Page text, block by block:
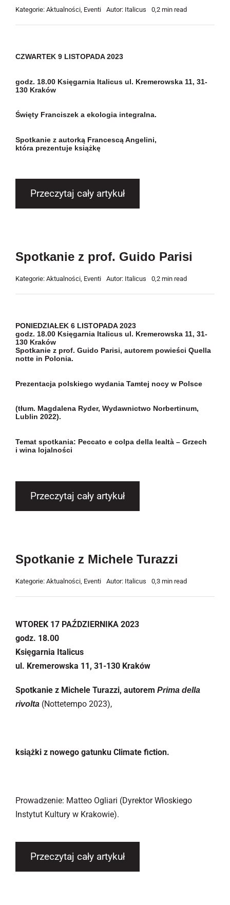
Kategorie: Aktualności, Eventi Autor: Italicus 0,2 min read
CZWARTEK 9 LISTOPADA 2023
godz. 18.00 Księgarnia Italicus ul. Kremerowska 11, 31-
130 Kraków
Święty Franciszek a ekologia integralna.
Spotkanie z autorką Francescą Angelini,
która prezentuje książkę
Przeczytaj cały artykuł
Spotkanie z prof. Guido Parisi
Kategorie: Aktualności, Eventi Autor: Italicus 0,2 min read
PONIEDZIAŁEK 6 LISTOPADA 2023
godz. 18.00 Księgarnia Italicusul. Kremerowska 11, 31-
130 Kraków
Spotkanie z prof. Guido Parisi, autorem powieści Quella
notte in Polonia.
Prezentacja polskiego wydania Tamtej nocy w Polsce
(tłum. Magdalena Ryder, Wydawnictwo Norbertinum,
Lublin 2022).
Temat spotkania: Peccato e colpa della lealtà – Grzech
i wina lojalności
Przeczytaj cały artykuł
Spotkanie z Michele Turazzi
Kategorie: Aktualności, Eventi Autor: Italicus 0,3 min read
WTOREK 17 PAŹDZIERNIKA 2023
godz. 18.00
Księgarnia Italicus
ul. Kremerowska 11, 31-130 Kraków
Spotkanie z Michele Turazzi, autorem Prima della
rivolta (Nottetempo 2023),
książki z nowego gatunku Climate fiction.
Prowadzenie: Matteo Ogliari (Dyrektor Włoskiego
Instytut Kultury w Krakowie).
Przeczytaj cały artykuł